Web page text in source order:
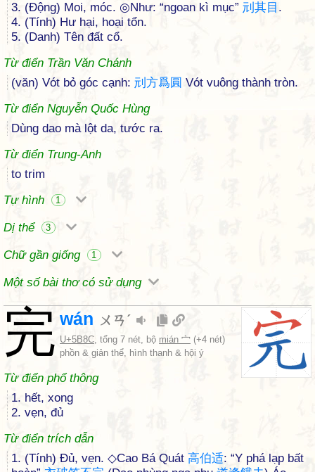
3. (Động) Moi, móc. ◎Như: “ngoan kì mục” 刓 其目 .
4. (Tính) Hư hại, hoại tổn.
5. (Danh) Tên đất cổ.
Từ điển Trần Văn Chánh
(văn) Vót bỏ góc cạnh: 刓 方爲圓 Vót vuông thành tròn.
Từ điển Nguyễn Quốc Hùng
Dùng dao mà lột da, tước ra.
Từ điển Trung-Anh
to trim
Tự hình
1
Dị thể 3
Chữ gần giống 1
Một số bài thơ có sử dụng
完 wán ㄨㄢˊ
U+5B8C, tổng 7 nét, bộ mián 宀 (+4 nét)
phồn & giản thể, hình thanh & hội ý
Từ điển phổ thông
1. hết, xong
2. vẹn, đủ
Từ điển trích dẫn
1. (Tính) Đủ, vẹn. ◇Cao Bá Quát 高伯适: “Y phá lạp bất